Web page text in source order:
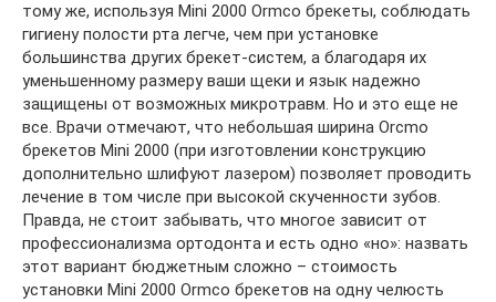
тому же, используя Mini 2000 Ormco брекеты, соблюдать
гигиену полости рта легче, чем при установке
большинства других брекет-систем, а благодаря их
уменьшенному размеру ваши щеки и язык надежно
защищены от возможных микротравм. Но и это еще не
все. Врачи отмечают, что небольшая ширина Orcmo
брекетов Mini 2000 (при изготовлении конструкцию
дополнительно шлифуют лазером) позволяет проводить
лечение в том числе при высокой скученности зубов.
Правда, не стоит забывать, что многое зависит от
профессионализма ортодонта и есть одно «но»: назвать
этот вариант бюджетным сложно – стоимость
установки Mini 2000 Ormco брекетов на одну челюсть